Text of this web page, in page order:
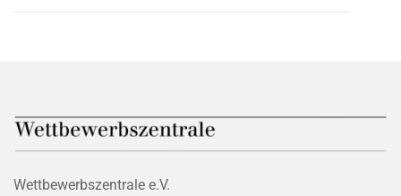
Wettbewerbszentrale e.V.